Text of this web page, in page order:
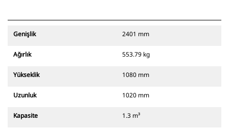
Genişlik 2401 mm
Ağırlık 553.79 kg
Yükseklik 1080 mm
Uzunluk 1020 mm
Kapasite 1.3 m³